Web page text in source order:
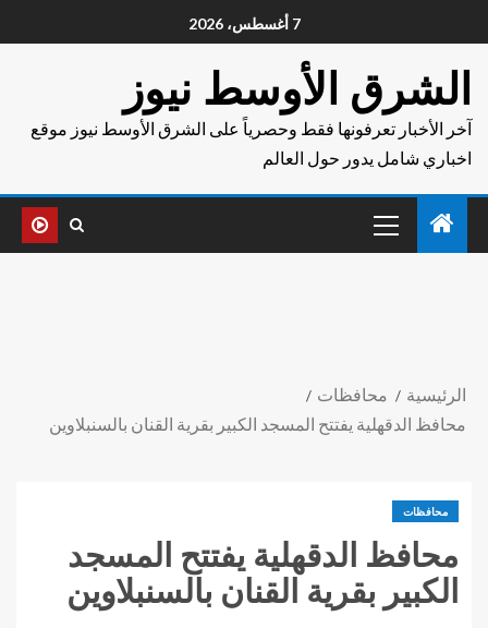
7 أغسطس، 2026
الشرق الأوسط نيوز
آخر الأخبار تعرفونها فقط وحصرياً على الشرق الأوسط نيوز موقع
اخباري شامل يدور حول العالم
الرئيسية
محافظات
محافظ الدقهلية يفتتح المسجد الكبير بقرية القنان بالسنبلاوين
محافظات
محافظ الدقهلية يفتتح المسجد
الكبير بقرية القنان بالسنبلاوين